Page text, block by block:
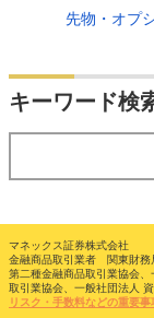
先物・オプ
キーワード検
マネックス証券株式会社
金融商品取引業者 関東財務
第二種金融商品取引業協会
取引業協会、一般社団法人
リスク・手数料などの重要事